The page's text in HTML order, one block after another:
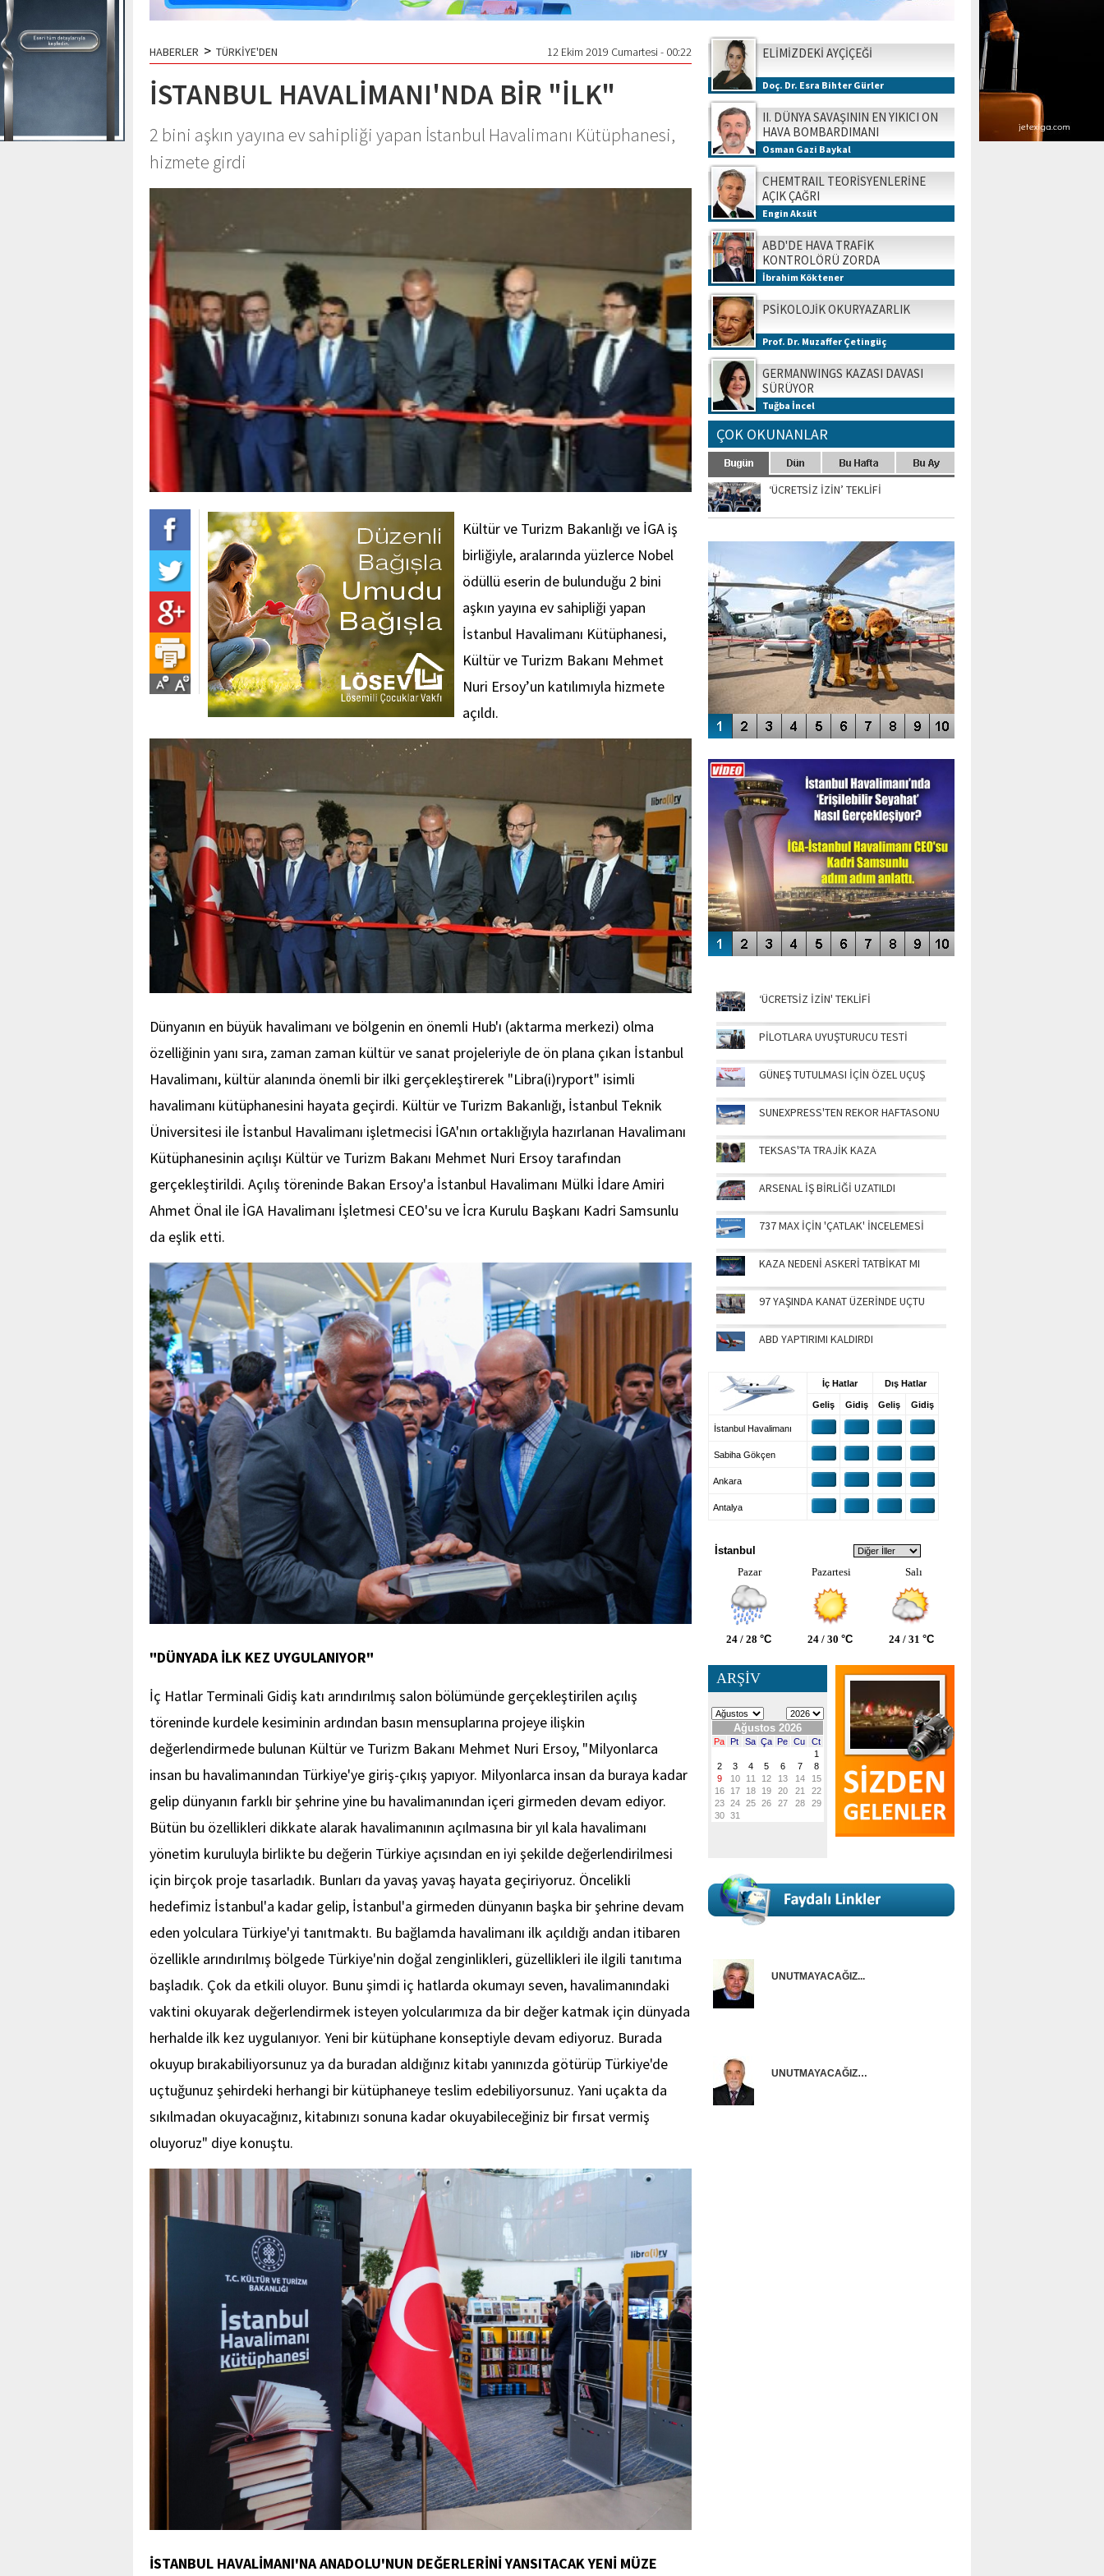
HABERLER > TÜRKİYE'DEN 12 Ekim 2019 Cumartesi - 00:22
İSTANBUL HAVALİMANI'NDA BİR "İLK"
2 bini aşkın yayına ev sahipliği yapan İstanbul Havalimanı Kütüphanesi,
hizmete girdi
Kültür ve Turizm Bakanlığı ve İGA iş
birliğiyle, aralarında yüzlerce Nobel
ödüllü eserin de bulunduğu 2 bini
aşkın yayına ev sahipliği yapan
İstanbul Havalimanı Kütüphanesi,
Kültür ve Turizm Bakanı Mehmet
Nuri Ersoy’un katılımıyla hizmete
açıldı.
Dünyanın en büyük havalimanı ve bölgenin en önemli Hub'ı (aktarma merkezi) olma
özelliğinin yanı sıra, zaman zaman kültür ve sanat projeleriyle de ön plana çıkan İstanbul
Havalimanı, kültür alanında önemli bir ilki gerçekleştirerek "Libra(i)ryport" isimli
havalimanı kütüphanesini hayata geçirdi. Kültür ve Turizm Bakanlığı, İstanbul Teknik
Üniversitesi ile İstanbul Havalimanı işletmecisi İGA'nın ortaklığıyla hazırlanan Havalimanı
Kütüphanesinin açılışı Kültür ve Turizm Bakanı Mehmet Nuri Ersoy tarafından
gerçekleştirildi. Açılış töreninde Bakan Ersoy'a İstanbul Havalimanı Mülki İdare Amiri
Ahmet Önal ile İGA Havalimanı İşletmesi CEO'su ve İcra Kurulu Başkanı Kadri Samsunlu
da eşlik etti.
"DÜNYADA İLK KEZ UYGULANIYOR"
İç Hatlar Terminali Gidiş katı arındırılmış salon bölümünde gerçekleştirilen açılış
töreninde kurdele kesiminin ardından basın mensuplarına projeye ilişkin
değerlendirmede bulunan Kültür ve Turizm Bakanı Mehmet Nuri Ersoy, "Milyonlarca
insan bu havalimanından Türkiye'ye giriş-çıkış yapıyor. Milyonlarca insan da buraya kadar
gelip dünyanın farklı bir şehrine yine bu havalimanından içeri girmeden devam ediyor.
Bütün bu özellikleri dikkate alarak havalimanının açılmasına bir yıl kala havalimanı
yönetim kuruluyla birlikte bu değerin Türkiye açısından en iyi şekilde değerlendirilmesi
için birçok proje tasarladık. Bunları da yavaş yavaş hayata geçiriyoruz. Öncelikli
hedefimiz İstanbul'a kadar gelip, İstanbul'a girmeden dünyanın başka bir şehrine devam
eden yolculara Türkiye'yi tanıtmaktı. Bu bağlamda havalimanı ilk açıldığı andan itibaren
özellikle arındırılmış bölgede Türkiye'nin doğal zenginlikleri, güzellikleri ile ilgili tanıtıma
başladık. Çok da etkili oluyor. Bunu şimdi iç hatlarda okumayı seven, havalimanındaki
vaktini okuyarak değerlendirmek isteyen yolcularımıza da bir değer katmak için dünyada
herhalde ilk kez uygulanıyor. Yeni bir kütüphane konseptiyle devam ediyoruz. Burada
okuyup bırakabiliyorsunuz ya da buradan aldığınız kitabı yanınızda götürüp Türkiye'de
uçtuğunuz şehirdeki herhangi bir kütüphaneye teslim edebiliyorsunuz. Yani uçakta da
sıkılmadan okuyacağınız, kitabınızı sonuna kadar okuyabileceğiniz bir fırsat vermiş
oluyoruz" diye konuştu.
İSTANBUL HAVALİMANI'NA ANADOLU'NUN DEĞERLERİNİ YANSITACAK YENİ MÜZE
ELİMİZDEKİ AYÇİÇEĞİ
Doç. Dr. Esra Bihter Gürler
II. DÜNYA SAVAŞININ EN YIKICI ON
HAVA BOMBARDIMANI
Osman Gazi Baykal
CHEMTRAIL TEORİSYENLERİNE
AÇIK ÇAĞRI
Engin Aksüt
ABD'DE HAVA TRAFİK
KONTROLÖRÜ ZORDA
İbrahim Köktener
PSİKOLOJİK OKURYAZARLIK
Prof. Dr. Muzaffer Çetingüç
GERMANWINGS KAZASI DAVASI
SÜRÜYOR
Tuğba İncel
ÇOK OKUNANLAR
‘ÜCRETSİZ İZİN’ TEKLİFİ
SİNGAPUR AIRSHOW-2020
ENGELLERİN AŞILDIĞI HAVALİMANI
‘ÜCRETSİZ İZİN' TEKLİFİ
PİLOTLARA UYUŞTURUCU TESTİ
GÜNEŞ TUTULMASI İÇİN ÖZEL UÇUŞ
SUNEXPRESS'TEN REKOR HAFTASONU
TEKSAS'TA TRAJİK KAZA
ARSENAL İŞ BİRLİĞİ UZATILDI
737 MAX İÇİN 'ÇATLAK' İNCELEMESİ
KAZA NEDENİ ASKERİ TATBİKAT MI
97 YAŞINDA KANAT ÜZERİNDE UÇTU
ABD YAPTIRIMI KALDIRDI
İç Hatlar Dış Hatlar
Geliş Gidiş Geliş Gidiş
İstanbul Havalimanı
Sabiha Gökçen
Ankara
Antalya
İstanbul
Pazar
Pazartesi Salı
24 / 28 °C 24 / 30 °C 24 / 31 °C
ARŞİV
UNUTMAYACAĞIZ...
UNUTMAYACAĞIZ…